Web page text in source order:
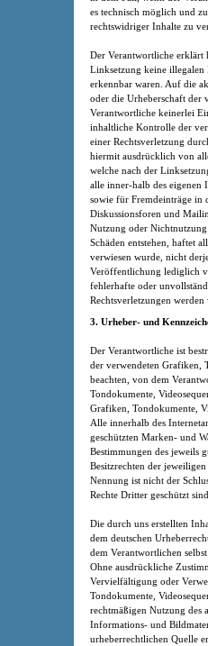
es technisch möglich und
rechtswidriger Inhalte zu
Der Verantwortliche erklärt
Linksetzung keine illegalen
erkennbar waren. Auf die
oder die Urheberschaft der
Verantwortliche keinerlei
inhaltliche Kontrolle der
einer Rechtsverletzung
hiermit ausdrücklich von
welche nach der
alle inner-halb des eigenen
sowie für Fremdeinträge in
Diskussionsforen und
Nutzung oder
Schäden entstehen, haftet
verwiesen wurde, nicht
Veröffentlichung lediglich
fehlerhafte oder
Rechtsverletzungen
3. Urheber- und
Der Verantwortliche ist
der verwendeten Grafiken,
beachten, von dem
Tondokumente,
Grafiken, Tondokumente,
Alle innerhalb des
geschützten Marken- und
Bestimmungen des jeweils
Besitzrechten der
Nennung ist nicht der
Rechte Dritter geschützt
Die durch uns erstellten
dem deutschen
dem Verantwortlichen
Ohne ausdrückliche
Vervielfältigung oder
Tondokumente,
rechtmäßigen Nutzung des
Informations- und
urheberrechtlichen Quelle